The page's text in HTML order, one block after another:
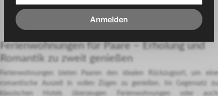
Ferienwohnungen für Paare – Erholung und
Romantik zu zweit genießen
Ferienwohnungen bieten Paaren den idealen Rückzugsort, um eine
romantische Auszeit in vollen Zügen zu genießen. Im Gegensatz zu
klassischen Hotels überzeugen Ferienwohnungen oder auch
Anmelden